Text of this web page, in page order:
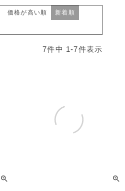
価格が高い順 新着順
7件中 1-7件表示